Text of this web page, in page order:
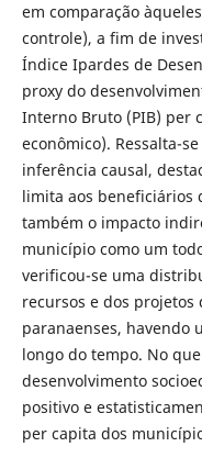
em comparação
controle), a fim de
Índice Ipardes de
proxy do
Interno Bruto (PIB) per
econômico). Ressalta-
inferência causal,
limita aos beneficiários
também o impacto
município como um
verificou-se uma
recursos e dos
paranaenses, havendo
longo do tempo. No
desenvolvimento
positivo e
per capita dos